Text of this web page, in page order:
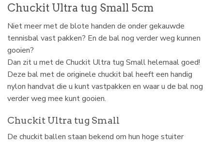
Chuckit Ultra tug Small 5cm
Niet meer met de blote handen de onder gekauwde
tennisbal vast pakken? En de bal nog verder weg kunnen
gooien?
Dan zit u met de Chuckit Ultra tug Small helemaal goed!
Deze bal met de originele chuckit bal heeft een handig
nylon handvat die u kunt vastpakken en waar u de bal nog
verder weg mee kunt gooien.
Chuckit Ultra tug Small
De chuckit ballen staan bekend om hun hoge stuiter